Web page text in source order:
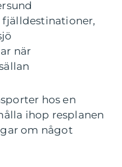
fjälldestinationer,
när
hos en
ihop resplanen
om något